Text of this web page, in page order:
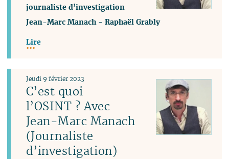
journaliste d’investigation
Jean-Marc Manach-Raphaël Grably
Lire
C’est quoi
l’OSINT ? Avec
Jean-Marc Manach
(Journaliste
d’investigation)
Jeudi 9 février 2023